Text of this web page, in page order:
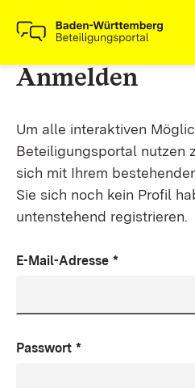
Anmelden
Um alle interaktiven
Beteiligungsportal nutzen
sich mit Ihrem
Sie sich noch kein Profil
untenstehend registrieren.
E-Mail-Adresse *
Passwort *